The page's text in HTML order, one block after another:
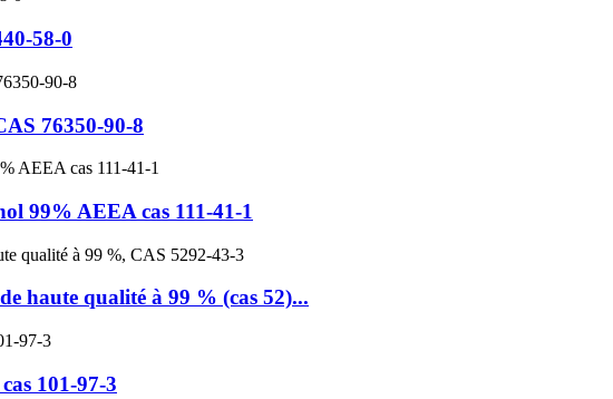
58-0
76350-90-8
99% AEEA cas 111-41-1
haute qualité à 99 % (cas 52)...
101-97-3